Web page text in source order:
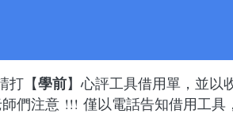
打【學前】心評工具借用單，並以
們注意 !!! 僅以電話告知借用工具